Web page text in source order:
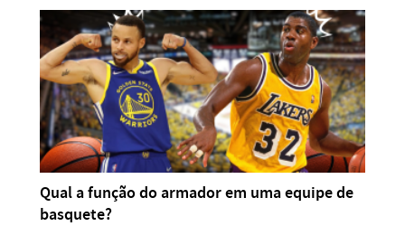
Qual a função do armador em uma equipe de
basquete?